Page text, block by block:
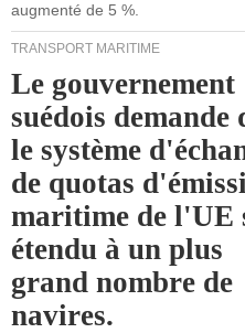
augmenté de 5 %.
TRANSPORT MARITIME
Le gouvernement
suédois demande
le système
de quotas
maritime de l'UE
étendu à un plus
grand nombre de
navires.